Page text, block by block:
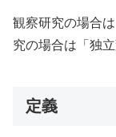
観察研究の場合
究の場合は「独
定義